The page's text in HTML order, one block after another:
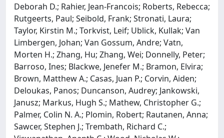
Deborah D.; Rahier, Jean-Francois; Roberts, Rebecca;
Rutgeerts, Paul; Seibold, Frank; Stronati, Laura;
Taylor, Kirstin M.; Torkvist, Leif; Ublick, Kullak; Van
Limbergen, Johan; Van Gossum, Andre; Vatn,
Morten H.; Zhang, Hu; Zhang, Wei; Donnelly, Peter;
Barroso, Ines; Blackwe, Jenefer M.; Bramon, Elvira;
Brown, Matthew A.; Casas, Juan P.; Corvin, Aiden;
Deloukas, Panos; Duncanson, Audrey; Jankowski,
Janusz; Markus, Hugh S.; Mathew, Christopher G.;
Palmer, Colin N. A.; Plomin, Robert; Rautanen, Anna;
Sawcer, Stephen J.; Trembath, Richard C.;